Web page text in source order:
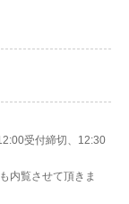
受付締切、12:30
内覧させて頂きま